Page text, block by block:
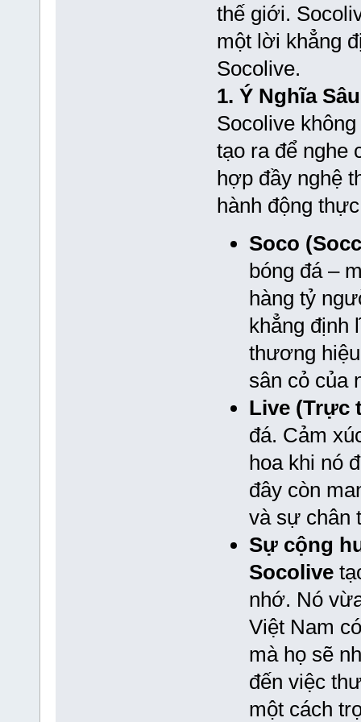
thế giới.
một lời khẳng
Socolive.
1. Ý Nghĩa
Socolive
tạo ra để nghe
hợp đầy nghệ
hành động
Soco
bóng đá –
hàng tỷ
khẳng định
thương
sân cỏ
Live (Trực
đá. Cảm
hoa khi nó
đây còn
và sự
Sự cộng
Socolive
nhớ. Nó
Việt Nam
mà họ sẽ
đến việc
một cách